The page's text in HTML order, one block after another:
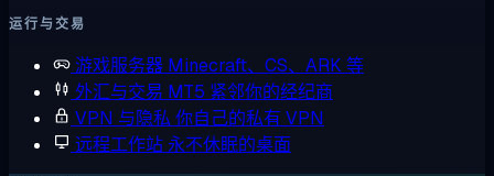
运行与交易
游戏服务器 Minecraft、CS、ARK 等
外汇与交易 MT5 紧邻你的经纪商
VPN 与隐私 你自己的私有 VPN
远程工作站 永不休眠的桌面